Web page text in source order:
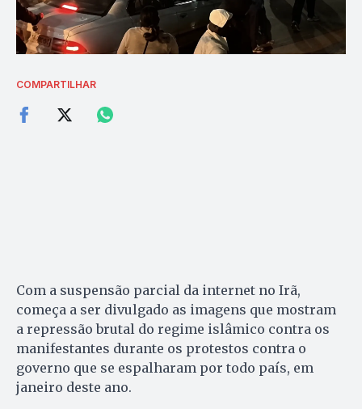
COMPARTILHAR
Com a suspensão parcial da internet no Irã,
começa a ser divulgado as imagens que mostram
a repressão brutal do regime islâmico contra os
manifestantes durante os protestos contra o
governo que se espalharam por todo país, em
janeiro deste ano.